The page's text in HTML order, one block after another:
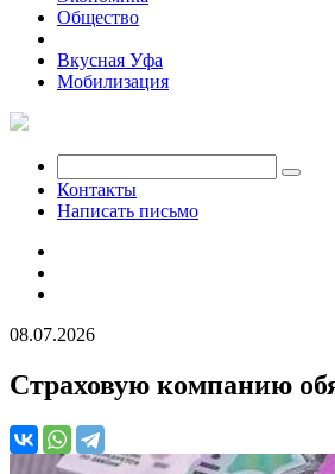
Общество
Вкусная Уфа
Мобилизация
Контакты
Написать письмо
08.07.2026
Страховую компанию